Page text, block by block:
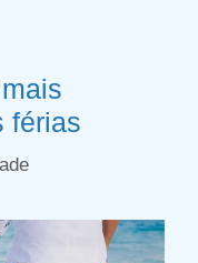
férias